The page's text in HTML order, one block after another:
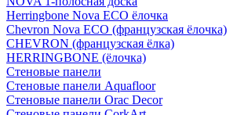
Herringbone Nova ECO ёлочка
Chevron Nova ECO (французская ёлочка)
CHEVRON (французская ёлка)
HERRINGBONE (ёлочка)
Стеновые панели
Стеновые панели Aquafloor
Стеновые панели Orac Decor